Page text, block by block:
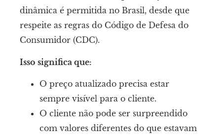
dinâmica é permitida no Brasil, desde que
respeite as regras do Código de Defesa do
Consumidor (CDC).
Isso significa que:
O preço atualizado precisa estar
sempre visível para o cliente.
O cliente não pode ser surpreendido
com valores diferentes do que estavam